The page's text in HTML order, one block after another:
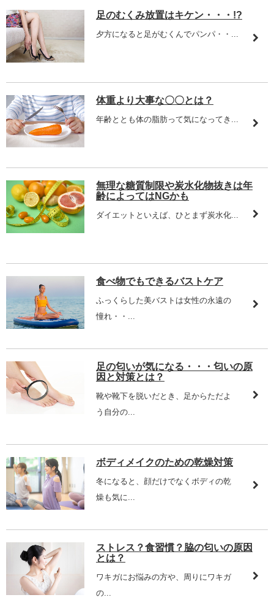
足のむくみ放置はキケン・・・!?
夕方になると足がむくんでパンパ・・...
体重より大事な〇〇とは？
年齢ととも体の脂肪って気になってき...
無理な糖質制限や炭水化物抜きは年
齢によってはNGかも
ダイエットといえば、ひとまず炭水化...
食べ物でもできるバストケア
ふっくらした美バストは女性の永遠の
憧れ・・...
足の匂いが気になる・・・匂いの原
因と対策とは？
靴や靴下を脱いだとき、足からただよ
う自分の...
ボディメイクのための乾燥対策
冬になると、顔だけでなくボディの乾
燥も気に...
ストレス？食習慣？脇の匂いの原因
とは？
ワキガにお悩みの方や、周りにワキガ
の...